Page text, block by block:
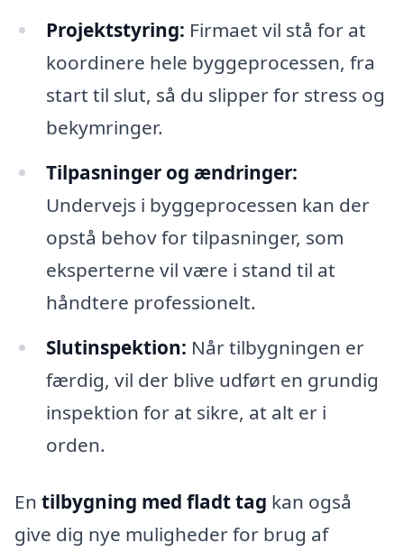
Projektstyring: Firmaet vil stå for at
koordinere hele byggeprocessen, fra
start til slut, så du slipper for stress og
bekymringer.
Tilpasninger og ændringer:
Undervejs i byggeprocessen kan der
opstå behov for tilpasninger, som
eksperterne vil være i stand til at
håndtere professionelt.
Slutinspektion: Når tilbygningen er
færdig, vil der blive udført en grundig
inspektion for at sikre, at alt er i
orden.
En tilbygning med fladt tag kan også
give dig nye muligheder for brug af